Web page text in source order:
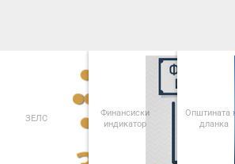
индикатор
Општината на
дланка
клуб -
Работнички -